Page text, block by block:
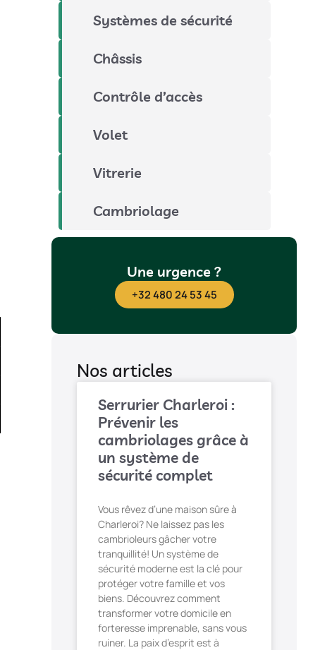
Systèmes de sécurité
Châssis
Contrôle d’accès
Volet
Vitrerie
Cambriolage
Une urgence ?
+32 480 24 53 45
Nos articles
Serrurier Charleroi :
Prévenir les
cambriolages grâce à
un système de
sécurité complet
Vous rêvez d’une maison sûre à
Charleroi? Ne laissez pas les
cambrioleurs gâcher votre
tranquillité! Un système de
sécurité moderne est la clé pour
protéger votre famille et vos
biens. Découvrez comment
transformer votre domicile en
forteresse imprenable, sans vous
ruiner. La paix d’esprit est à